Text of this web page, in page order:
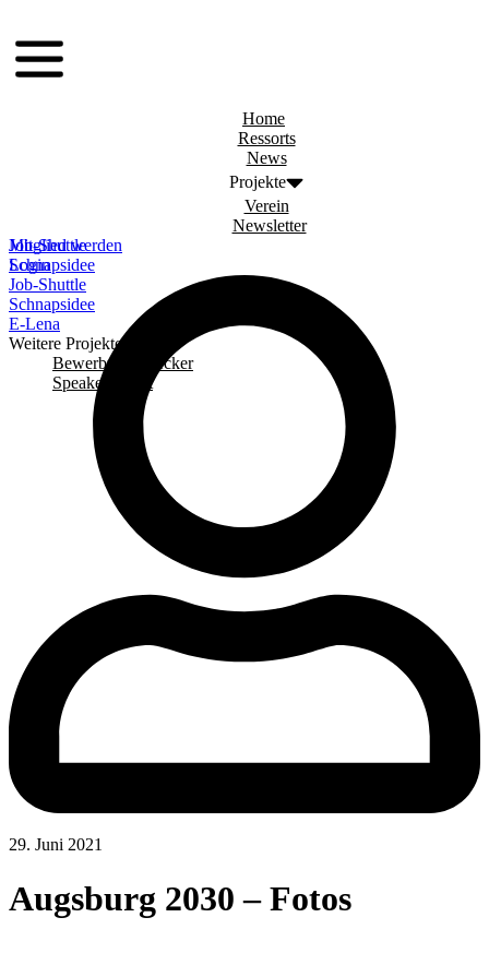
Inhalt
springen
Home
Ressorts
News
Projekte
Job-Shuttle
Schnapsidee
Job-Shuttle
Schnapsidee
E-Lena
Weitere Projekte
Bewerbungschecker
Speaker Event
Verein
Newsletter
Mitglied werden
Login
29. Juni 2021
Augsburg 2030 – Fotos